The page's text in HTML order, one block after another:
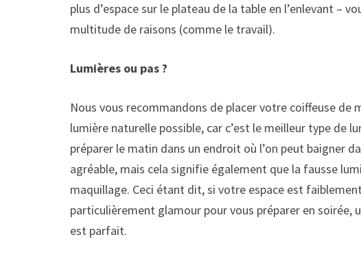
plus d’espace sur le plateau de la table en l’enlevant –
multitude de raisons (comme le travail).
Lumières ou pas ?
Nous vous recommandons de placer votre coiffeuse de
lumière naturelle possible, car c’est le meilleur type de
préparer le matin dans un endroit où l’on peut baigner
agréable, mais cela signifie également que la fausse
maquillage. Ceci étant dit, si votre espace est
particulièrement glamour pour vous préparer en soirée,
est parfait.